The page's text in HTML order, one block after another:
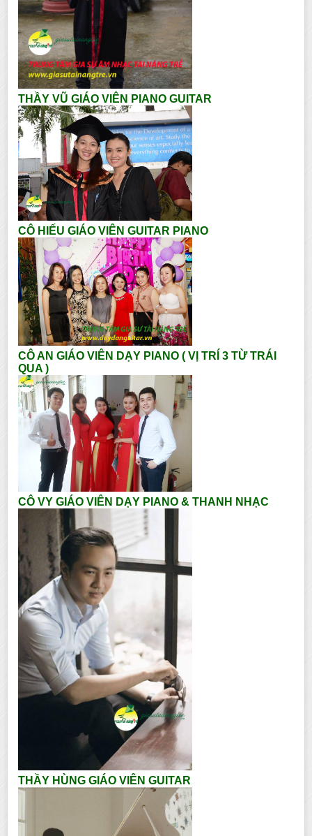
THẦY VŨ GIÁO VIÊN PIANO GUITAR
CÔ HIẾU GIÁO VIÊN GUITAR PIANO
CÔ AN GIÁO VIÊN DẠY PIANO ( VỊ TRÍ 3 TỪ TRÁI
QUA )
CÔ VY GIÁO VIÊN DẠY PIANO & THANH NHẠC
THẦY HÙNG GIÁO VIÊN GUITAR